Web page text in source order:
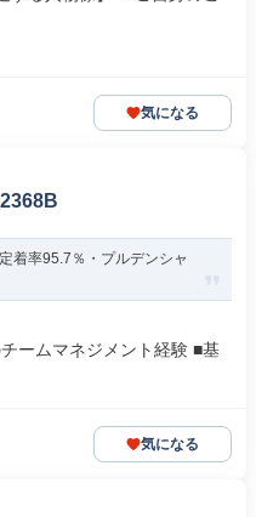
気になる
着率95.7％・プルデンシャ
ームマネジメント経験 ■基
気になる